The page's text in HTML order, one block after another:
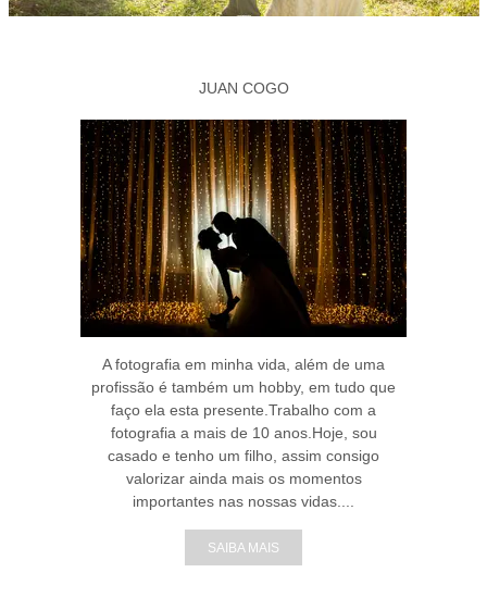
JUAN COGO
A fotografia em minha vida, além de uma
profissão é também um hobby, em tudo que
faço ela esta presente.Trabalho com a
fotografia a mais de 10 anos.Hoje, sou
casado e tenho um filho, assim consigo
valorizar ainda mais os momentos
importantes nas nossas vidas....
SAIBA MAIS